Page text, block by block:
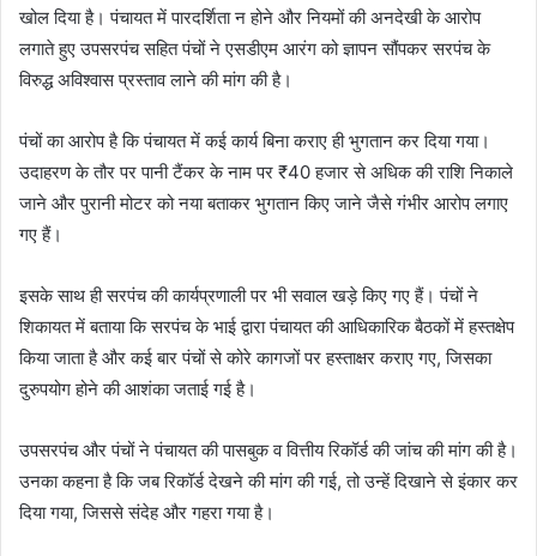
खोल दिया है। पंचायत में पारदर्शिता न होने और नियमों की अनदेखी के आरोप
लगाते हुए उपसरपंच सहित पंचों ने एसडीएम आरंग को ज्ञापन सौंपकर सरपंच के
विरुद्ध अविश्वास प्रस्ताव लाने की मांग की है।
पंचों का आरोप है कि पंचायत में कई कार्य बिना कराए ही भुगतान कर दिया गया।
उदाहरण के तौर पर पानी टैंकर के नाम पर ₹40 हजार से अधिक की राशि निकाले
जाने और पुरानी मोटर को नया बताकर भुगतान किए जाने जैसे गंभीर आरोप लगाए
गए हैं।
इसके साथ ही सरपंच की कार्यप्रणाली पर भी सवाल खड़े किए गए हैं। पंचों ने
शिकायत में बताया कि सरपंच के भाई द्वारा पंचायत की आधिकारिक बैठकों में हस्तक्षेप
किया जाता है और कई बार पंचों से कोरे कागजों पर हस्ताक्षर कराए गए, जिसका
दुरुपयोग होने की आशंका जताई गई है।
उपसरपंच और पंचों ने पंचायत की पासबुक व वित्तीय रिकॉर्ड की जांच की मांग की है।
उनका कहना है कि जब रिकॉर्ड देखने की मांग की गई, तो उन्हें दिखाने से इंकार कर
दिया गया, जिससे संदेह और गहरा गया है।